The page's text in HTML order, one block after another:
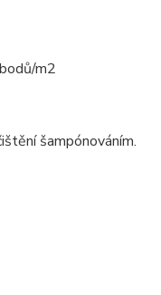
m2
šampónováním.